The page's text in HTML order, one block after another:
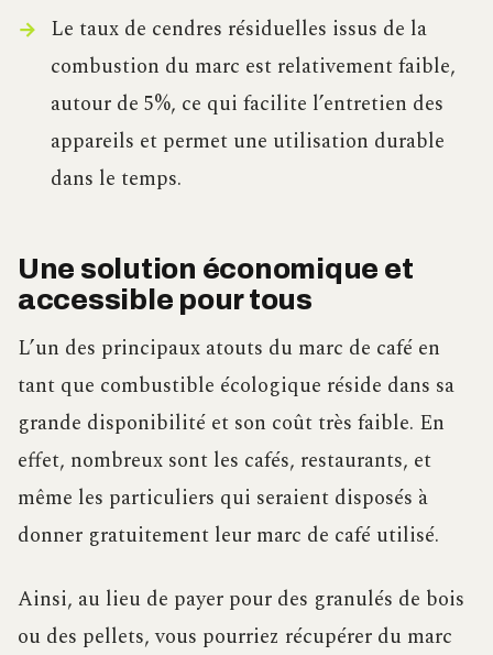
Le taux de cendres résiduelles issus de la
combustion du marc est relativement faible,
autour de 5%, ce qui facilite l’entretien des
appareils et permet une utilisation durable
dans le temps.
Une solution économique et
accessible pour tous
L’un des principaux atouts du marc de café en
tant que combustible écologique réside dans sa
grande disponibilité et son coût très faible. En
effet, nombreux sont les cafés, restaurants, et
même les particuliers qui seraient disposés à
donner gratuitement leur marc de café utilisé.
Ainsi, au lieu de payer pour des granulés de bois
ou des pellets, vous pourriez récupérer du marc